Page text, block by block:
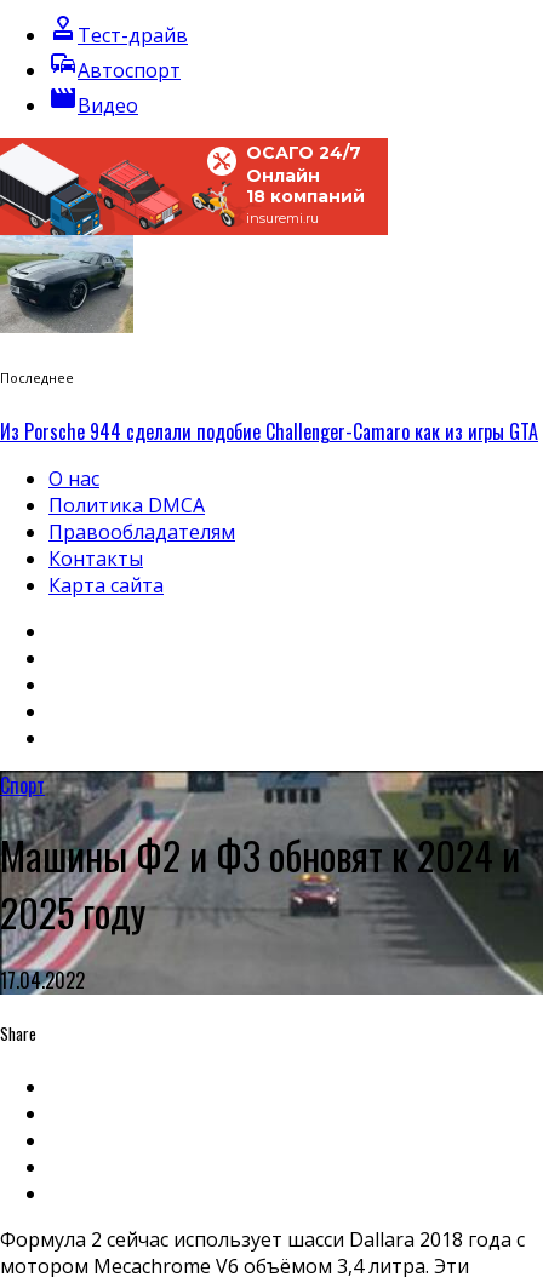
approval Тест-драйв
commuteАвтоспорт
movieВидео
ОСАГО 24/7
Онлайн
18 компаний
insuremi.ru
Последнее
Из Porsche 944 сделали подобие Challenger-Camaro как из игры GTA
О нас
Политика DMCA
Правообладателям
Контакты
Карта сайта
Спорт
Машины Ф2 и Ф3 обновят к 2024 и
2025 году
17.04.2022
Share
Формула 2 сейчас использует шасси Dallara 2018 года с
мотором Mecachrome V6 объёмом 3,4 литра. Эти